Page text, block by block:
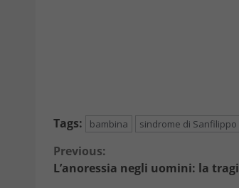
Tags: bambina sindrome di Sanfilippo
Continue
Previous:
L’anoressia negli uomini: la